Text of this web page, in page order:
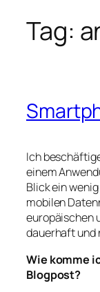
Tag:
Ich
einem
Blick ein
mobilen
europäischen
dauerhaft und
Wie komme
Blogpost?